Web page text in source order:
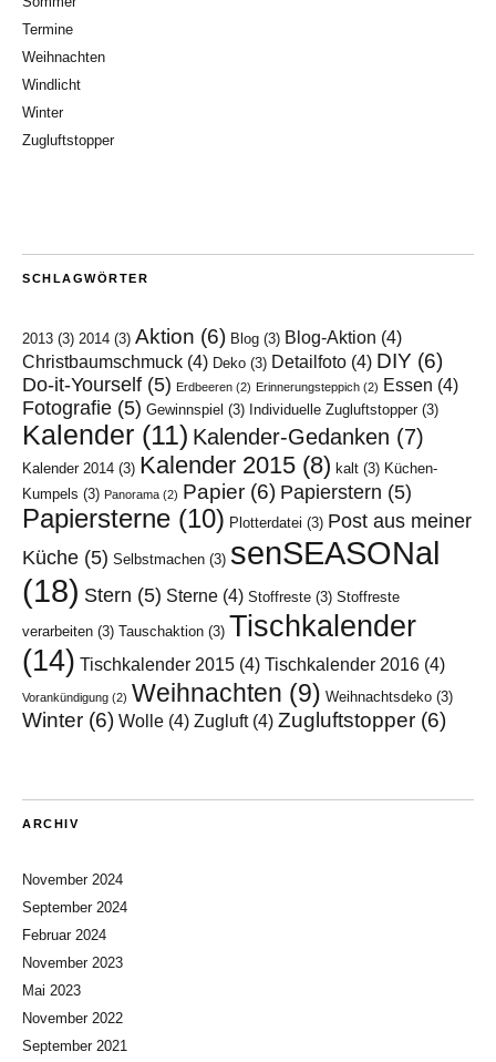
Termine
Weihnachten
Windlicht
Winter
Zugluftstopper
SCHLAGWÖRTER
2013 (3) 2014 (3) Aktion (6) Blog (3) Blog-Aktion (4)
Christbaumschmuck (4) Deko (3) Detailfoto (4) DIY (6)
Do-it-Yourself (5) Erdbeeren (2) Erinnerungsteppich (2) Essen (4)
Fotografie (5) Gewinnspiel (3) Individuelle Zugluftstopper(3)
Kalender (11) Kalender-Gedanken (7)
Kalender 2014 (3) Kalender 2015 (8) kalt (3) Küchen-
Kumpels (3) Panorama (2) Papier (6) Papierstern (5)
Papiersterne (10) Plotterdatei (3) Post aus meiner
Küche (5) Selbstmachen (3) senSEASONal
(18) Stern (5) Sterne (4) Stoffreste (3) Stoffreste
verarbeiten (3) Tauschaktion (3) Tischkalender
(14) Tischkalender 2015 (4) Tischkalender 2016 (4)
Vorankündigung (2) Weihnachten (9) Weihnachtsdeko (3)
Winter (6) Wolle (4) Zugluft(4) Zugluftstopper (6)
ARCHIV
November 2024
September 2024
Februar 2024
November 2023
Mai 2023
November 2022
September 2021